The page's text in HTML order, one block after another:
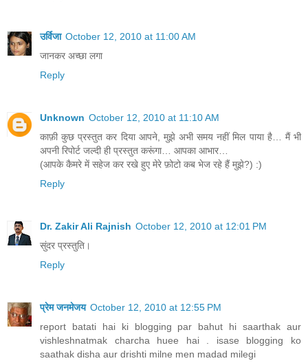
उर्विजा October 12, 2010 at 11:00 AM
जानकर अच्छा लगा
Reply
Unknown October 12, 2010 at 11:10 AM
काफ़ी कुछ प्रस्तुत कर दिया आपने, मुझे अभी समय नहीं मिल पाया है… मैं भी
अपनी रिपोर्ट जल्दी ही प्रस्तुत करूंगा… आपका आभार…
(आपके कैमरे में सहेज कर रखे हुए मेरे फ़ोटो कब भेज रहे हैं मुझे?) :)
Reply
Dr. Zakir Ali Rajnish October 12, 2010 at 12:01 PM
सुंदर प्रस्तुति।
Reply
प्रेम जनमेजय October 12, 2010 at 12:55 PM
report batati hai ki blogging par bahut hi saarthak aur
vishleshnatmak charcha huee hai . isase blogging ko
saathak disha aur drishti milne men madad milegi